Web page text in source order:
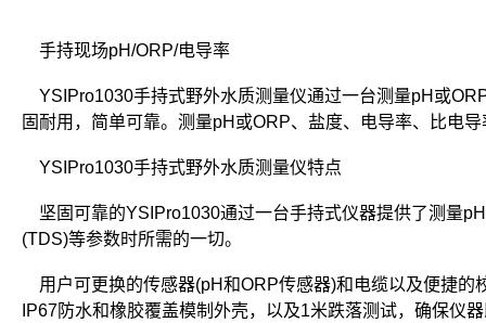
手持现场pH/ORP/电导率
YSIPro1030手持式野外水质测量仪通过一台测量pH或
固耐用，简单可靠。测量pH或ORP、盐度、电导率、比电
YSIPro1030手持式野外水质测量仪特点
坚固可靠的YSIPro1030通过一台手持式仪器提供了测量
(TDS)等参数时所需的一切。
用户可更换的传感器(pH和ORP传感器)和电缆以及便捷的
IP67防水和橡胶覆盖模制外壳，以及1米跌落测试，确保仪